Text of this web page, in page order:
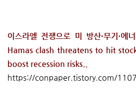
이스라엘 전쟁으로 미 방산·무기·에
Hamas clash threatens to hit
boost recession risks..
https://conpaper.tistory.com/